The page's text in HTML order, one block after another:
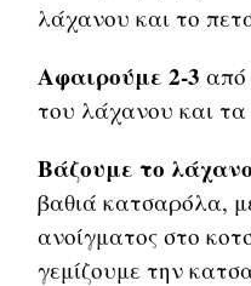
λάχανου και το
Αφαιρούμε 2-3 από
του λάχανου και
Βάζουμε το λάχανο
βαθιά κατσαρόλα,
ανοίγματος στο
γεμίζουμε την